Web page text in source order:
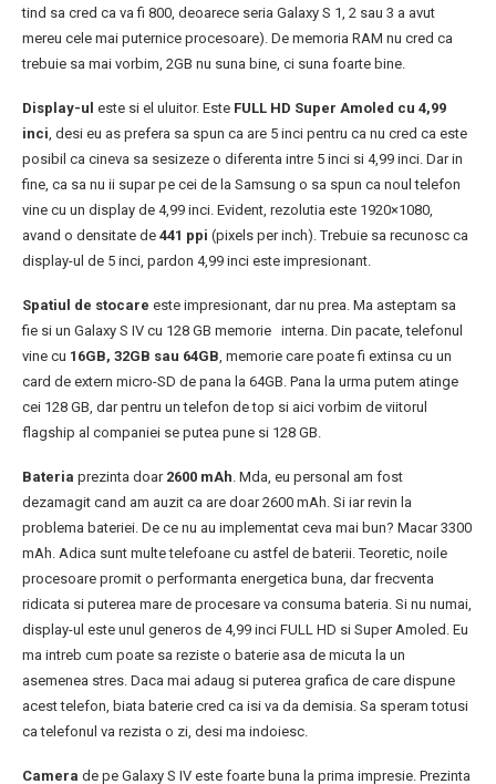
tind sa cred ca va fi 800, deoarece seria Galaxy S 1, 2 sau 3 a avut
mereu cele mai puternice procesoare). De memoria RAM nu cred ca
trebuie sa mai vorbim, 2GB nu suna bine, ci suna foarte bine.
Display-ul este si el uluitor. Este FULL HD Super Amoled cu 4,99
inci, desi eu as prefera sa spun ca are 5 inci pentru ca nu cred ca este
posibil ca cineva sa sesizeze o diferenta intre 5 inci si 4,99 inci. Dar in
fine, ca sa nu ii supar pe cei de la Samsung o sa spun ca noul telefon
vine cu un display de 4,99 inci. Evident, rezolutia este 1920×1080,
avand o densitate de 441 ppi (pixels per inch). Trebuie sa recunosc ca
display-ul de 5 inci, pardon 4,99 inci este impresionant.
Spatiul de stocare este impresionant, dar nu prea. Ma asteptam sa
fie si un Galaxy S IV cu 128 GB memorie interna. Din pacate, telefonul
vine cu 16GB, 32GB sau 64GB, memorie care poate fi extinsa cu un
card de extern micro-SD de pana la 64GB. Pana la urma putem atinge
cei 128 GB, dar pentru un telefon de top si aici vorbim de viitorul
flagship al companiei se putea pune si 128 GB.
Bateria prezinta doar 2600 mAh. Mda, eu personal am fost
dezamagit cand am auzit ca are doar 2600 mAh. Si iar revin la
problema bateriei. De ce nu au implementat ceva mai bun? Macar 3300
mAh. Adica sunt multe telefoane cu astfel de baterii. Teoretic, noile
procesoare promit o performanta energetica buna, dar frecventa
ridicata si puterea mare de procesare va consuma bateria. Si nu numai,
display-ul este unul generos de 4,99 inci FULL HD si Super Amoled. Eu
ma intreb cum poate sa reziste o baterie asa de micuta la un
asemenea stres. Daca mai adaug si puterea grafica de care dispune
acest telefon, biata baterie cred ca isi va da demisia. Sa speram totusi
ca telefonul va rezista o zi, desi ma indoiesc.
Camera de pe Galaxy S IV este foarte buna la prima impresie. Prezinta